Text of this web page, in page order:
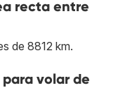
recta entre
de 8812 km.
para volar de